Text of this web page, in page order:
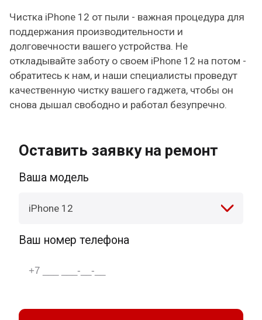
Чистка iPhone 12 от пыли - важная процедура для
поддержания производительности и
долговечности вашего устройства. Не
откладывайте заботу о своем iPhone 12 на потом -
обратитесь к нам, и наши специалисты проведут
качественную чистку вашего гаджета, чтобы он
снова дышал свободно и работал безупречно.
Оставить заявку на ремонт
Ваша модель
iPhone 12
Ваш номер телефона